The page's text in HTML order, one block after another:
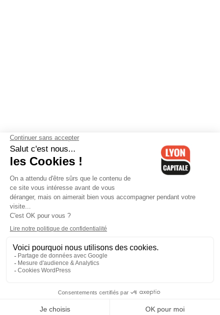
Contactez-nous-Mentions légales-CGV-Politique de
confidentialité-Gestion des cookies
Cedex 06